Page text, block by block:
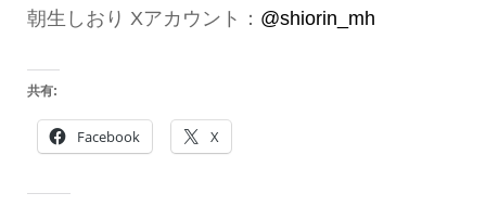
朝生しおり Xアカウント： @shiorin_mh
共有:
Facebook X